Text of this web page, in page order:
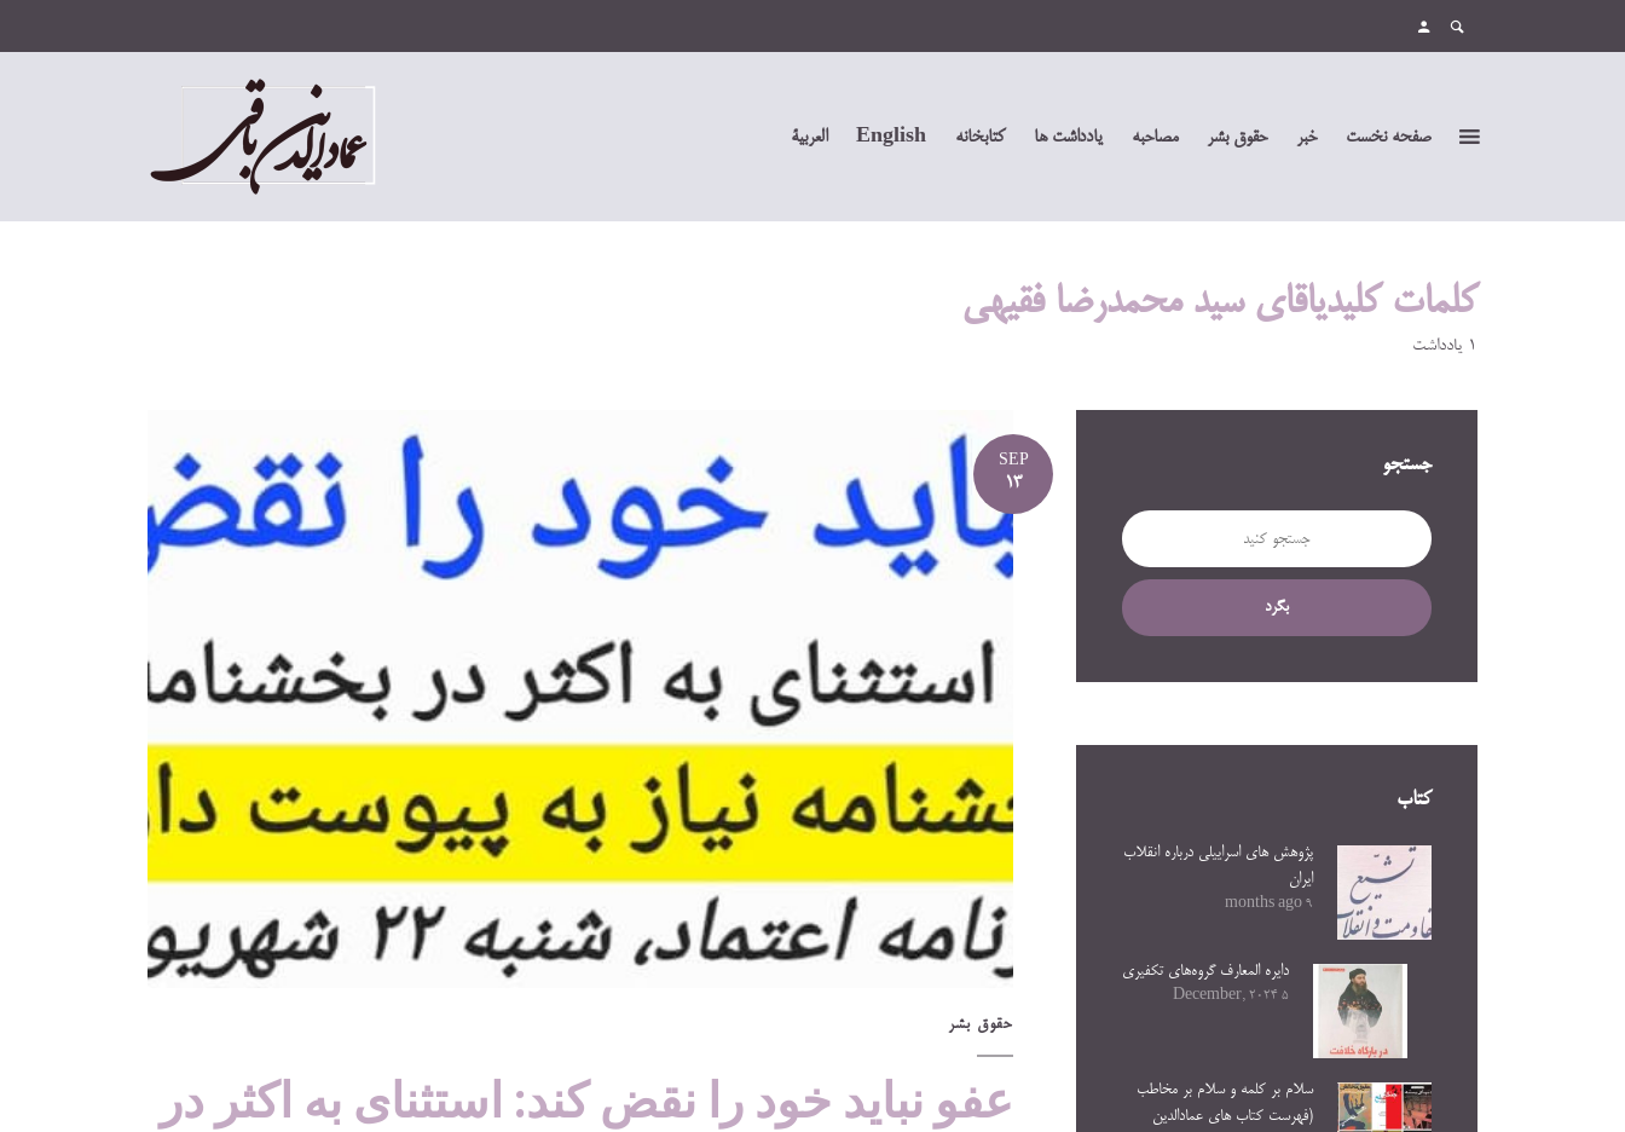
صفحه نخست خبر حقوق بشر مصاحبه یادداشت ها کتابخانه English العربیة
کلمات کلیدیاقای سید محمدرضا فقیهی
1 یادداشت
SEP
13
حقوق بشر
عفو نباید خود را نقض ‌کند: استثنای به اکثر در
جستجو
بگرد
کتاب
پژوهش های اسراییلی درباره انقلاب
ایران
9 months ago
دایره المعارف گروه‌های تکفیری
5 December, 2024
سلام بر کلمه و سلام بر مخاطب
(فهرست کتاب های عمادالدین